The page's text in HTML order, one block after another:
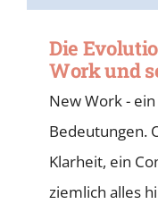
Die
Work und
New Work -
Bedeutungen.
Klarheit, ein
ziemlich alles